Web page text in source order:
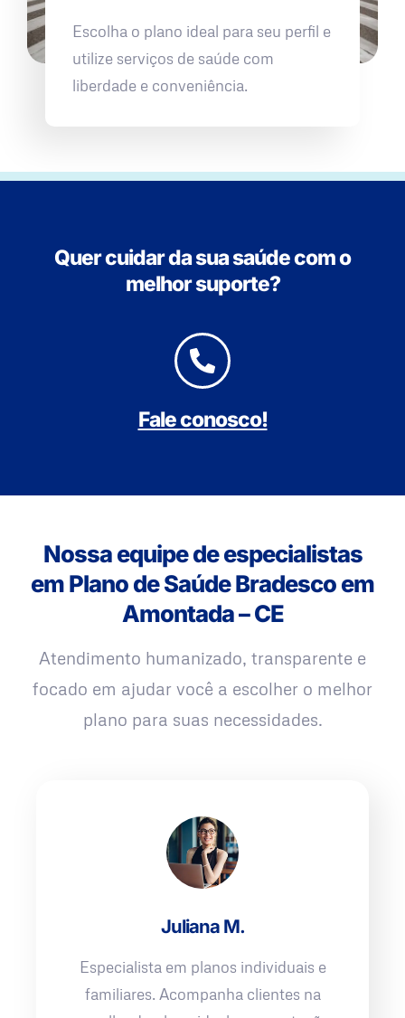
Escolha o plano ideal para seu perfil e
utilize serviços de saúde com
liberdade e conveniência.
Quer cuidar da sua saúde com o
melhor suporte?
Fale conosco!
Nossa equipe de especialistas
em Plano de Saúde Bradesco em
Amontada – CE
Atendimento humanizado, transparente e
focado em ajudar você a escolher o melhor
plano para suas necessidades.
Juliana M.
Especialista em planos individuais e
familiares. Acompanha clientes na